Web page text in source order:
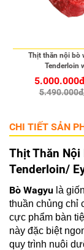
Thịt thăn nội bò
Tenderloin
CHI TIẾT SẢN
Thịt Thăn Nội
Tenderloin/
Bò Wagyu là
thuần chủng chỉ
cực phẩm bàn
này đặc biệt
quy trình nuôi